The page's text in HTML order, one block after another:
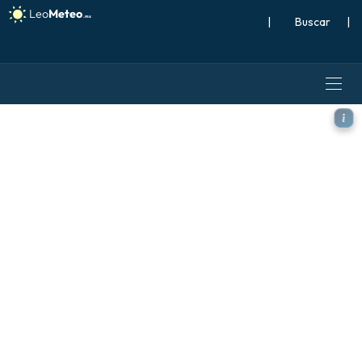
| |
ECMWF IFS 0.25° modelo